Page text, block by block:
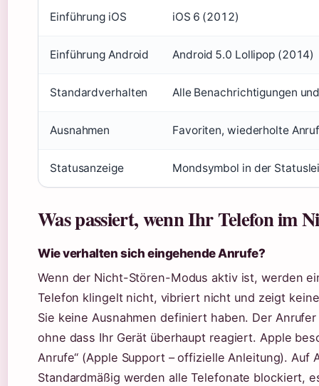
Einführung iOS iOS 6 (2012)
Einführung Android Android 5.0 Lollipop (2014)
Standardverhalten Alle Benachrichtigungen
Ausnahmen Favoriten, wiederholte
Statusanzeige Mondsymbol in der
Was passiert, wenn Ihr Telefon im
Wie verhalten sich eingehende Anrufe?
Wenn der Nicht-Stören-Modus aktiv ist, werden
Telefon klingelt nicht, vibriert nicht und zeigt
Sie keine Ausnahmen definiert haben. Der
ohne dass Ihr Gerät überhaupt reagiert. Apple
Anrufe“ (Apple Support – offizielle Anleitung).
Standardmäßig werden alle Telefonate blockiert,